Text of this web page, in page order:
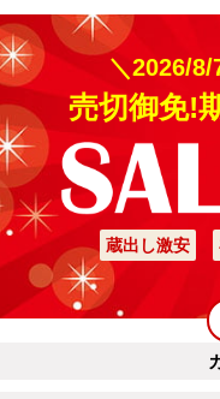
＼2026/8/
売切御免!
蔵出し激安